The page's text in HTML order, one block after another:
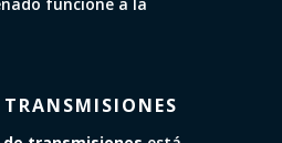
funcione a la